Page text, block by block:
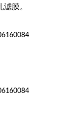
膜。